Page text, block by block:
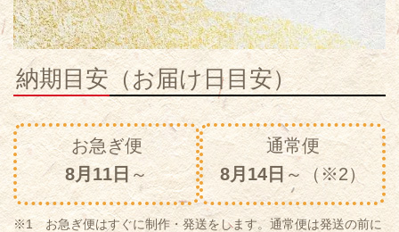
納期目安（お届け日目安）
お急ぎ便
8月11日～
通常便
8月14日 ～（※2）
※1 お急ぎ便はすぐに制作・発送をします。通常便は発送の前に